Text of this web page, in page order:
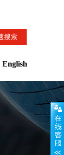
English